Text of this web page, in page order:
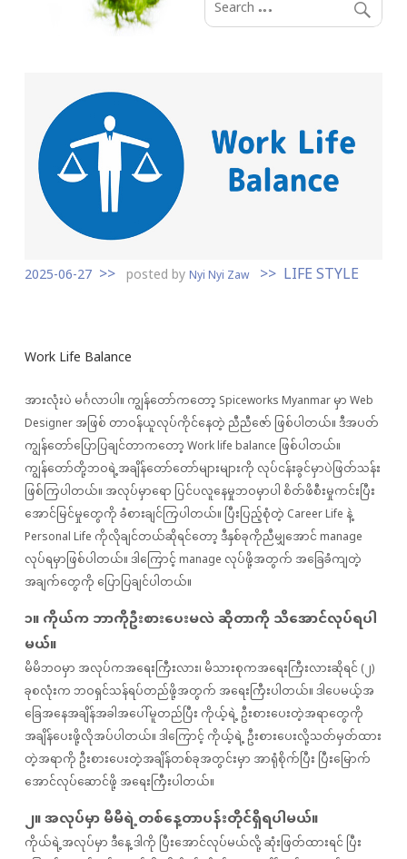
2025-06-27 posted byNyi Nyi Zaw LIFE STYLE
Work Life Balance
အားလုံးပဲ မင်္ဂလာပါ။ ကျွန်တော်ကတော့ Spiceworks Myanmar မှာ Web
Designer အဖြစ် တာဝန်ယူလုပ်ကိုင်နေတဲ့ ညီညီဇော် ဖြစ်ပါတယ်။ ဒီအပတ်
ကျွန်တော်ပြောပြချင်တာကတော့ Work life balance ဖြစ်ပါတယ်။
ကျွန်တော်တို့ဘဝရဲ့အချိန်တော်တော်များများကို လုပ်ငန်းခွင်မှာပဲဖြတ်သန်း
ဖြစ်ကြပါတယ်။ အလုပ်မှာရော ပြင်ပလူနေမှုဘဝမှာပါ စိတ်ဖိစီးမှုကင်းပြီး
အောင်မြင်မှုတွေကို ခံစားချင်ကြပါတယ်။ ပြီးပြည့်စုံတဲ့ Career Life နဲ့
Personal Life ကိုလိုချင်​တယ်​ဆို​ရင်​​တော့ ဒီနှစ်​ခုကိုညီမျှအောင် manage
လုပ်​ရမှာဖြစ်ပါတယ်။ ဒါ​ကြောင့် manage လုပ်ဖို့အတွက် အ​ခြေခံကျတဲ့
အချက်​တွေကို ပြော​ပြ​ချင်​ပါတယ်​။
၁။ ကိုယ်​က ဘာကိုဦးစား​ပေးမလဲ ဆိုတာကို သိ​အောင်​​လုပ်ရ​ပါ
မယ်။
မိမိဘဝမှာ အလုပ်​ကအ​ရေးကြီးလား၊ မိသားစုကအ​ရေးကြီးလားဆိုရင်​ (၂)
ခုစလုံးက ဘဝရှင်​သန်​ရပ်​တည်​ဖို့အတွက်​ အ​ရေးကြီးပါတယ်။ ဒါ​ပေမယ့်အ​
ခြေ​အ​နေအချိန်​အခါ​အပေါ်မူတည်​ပြီး ကိုယ့်ရဲ့ ဦးစား​ပေး​တဲ့အရာတွေကို
အချိန်ပေးဖို့လိုအပ်ပါတယ်​။ ဒါ​ကြောင့် ကိုယ့်ရဲ့ ဦးစား​ပေးလို့သတ်​မှတ်​ထား
တဲ့အရာကို ဦးစား​ပေးတဲ့အချိန်တစ်​ခုအတွင်းမှာ အာရုံစိုက်​ပြီး ပြီး​မြောက်​​
အောင်​လုပ်​​ဆောင်​ဖို့ အ​ရေးကြီးပါတယ်​။
၂။ အလုပ်​မှာ မိမိရဲ့တစ်​​နေ့တာပန်းတိုင်​ရှိရပါမယ်။
ကိုယ်​ရဲ့အလုပ်မှာ ဒီ​နေ့ ဒါကို ပြီး​အောင်​လုပ်​မယ်​လို့ ဆုံးဖြတ်​ထားရင်​ ပြီး​